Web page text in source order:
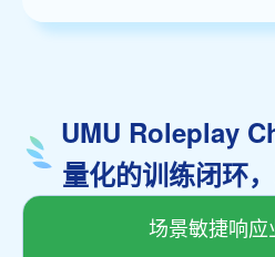
UMU Roleplay
量化的训练闭环
场景敏捷响应